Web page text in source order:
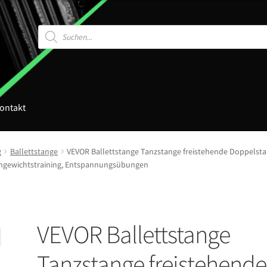
Products
search
Ballettstange
VEVOR Ballettstange Tanzstange freistehende
Entspannungsübungen
VEVOR Ballettstange